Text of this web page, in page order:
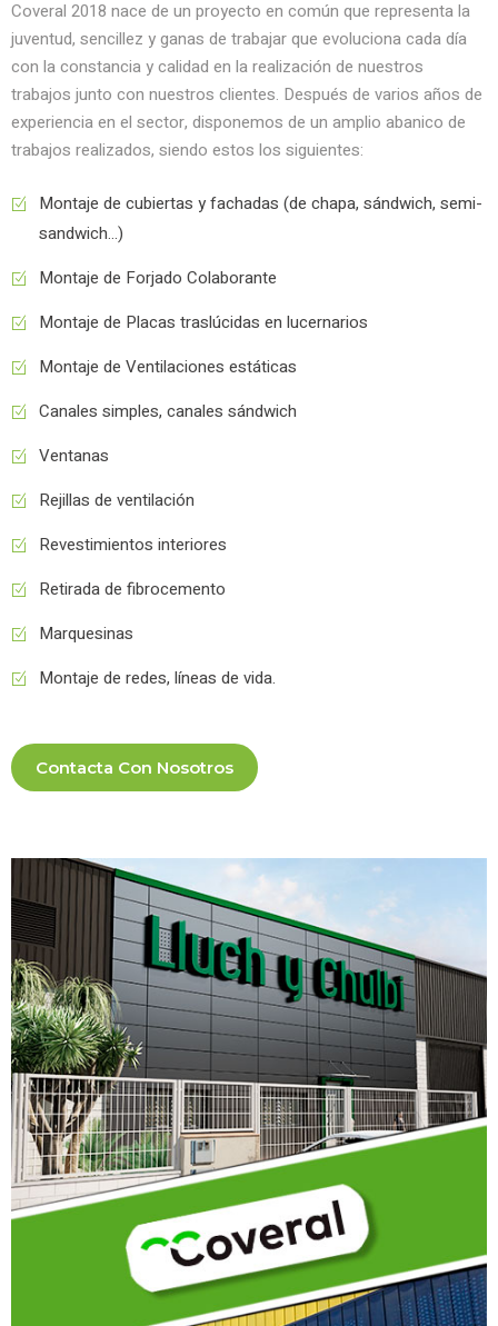
Coveral 2018 nace de un proyecto en común que representa la
juventud, sencillez y ganas de trabajar que evoluciona cada día
con la constancia y calidad en la realización de nuestros
trabajos junto con nuestros clientes. Después de varios años de
experiencia en el sector, disponemos de un amplio abanico de
trabajos realizados, siendo estos los siguientes:
Montaje de cubiertas y fachadas (de chapa, sándwich, semi-
sandwich...)
Montaje de Forjado Colaborante
Montaje de Placas traslúcidas en lucernarios
Montaje de Ventilaciones estáticas
Canales simples, canales sándwich
Ventanas
Rejillas de ventilación
Revestimientos interiores
Retirada de fibrocemento
Marquesinas
Montaje de redes, líneas de vida.
Contacta Con Nosotros